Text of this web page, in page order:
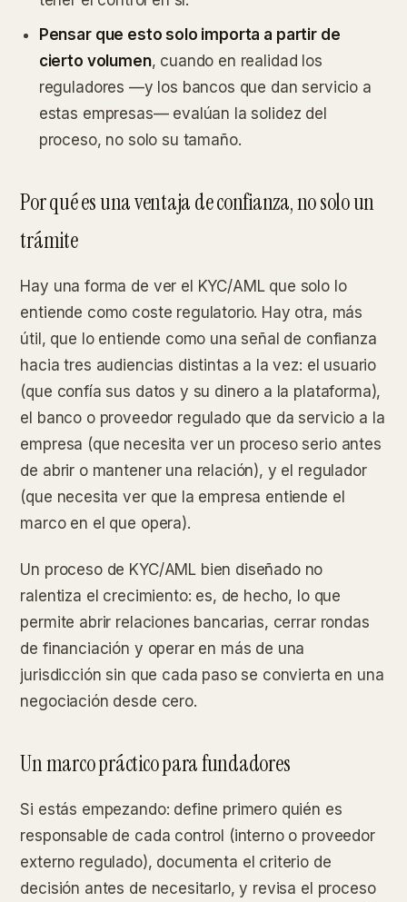
Pensar que esto solo importa a partir de
cierto volumen, cuando en realidad los
reguladores —y los bancos que dan servicio a
estas empresas— evalúan la solidez del
proceso, no solo su tamaño.
Por qué es una ventaja de confianza, no solo un
trámite
Hay una forma de ver el KYC/AML que solo lo
entiende como coste regulatorio. Hay otra, más
útil, que lo entiende como una señal de confianza
hacia tres audiencias distintas a la vez: el usuario
(que confía sus datos y su dinero a la plataforma),
el banco o proveedor regulado que da servicio a la
empresa (que necesita ver un proceso serio antes
de abrir o mantener una relación), y el regulador
(que necesita ver que la empresa entiende el
marco en el que opera).
Un proceso de KYC/AML bien diseñado no
ralentiza el crecimiento: es, de hecho, lo que
permite abrir relaciones bancarias, cerrar rondas
de financiación y operar en más de una
jurisdicción sin que cada paso se convierta en una
negociación desde cero.
Un marco práctico para fundadores
Si estás empezando: define primero quién es
responsable de cada control (interno o proveedor
externo regulado), documenta el criterio de
decisión antes de necesitarlo, y revisa el proceso